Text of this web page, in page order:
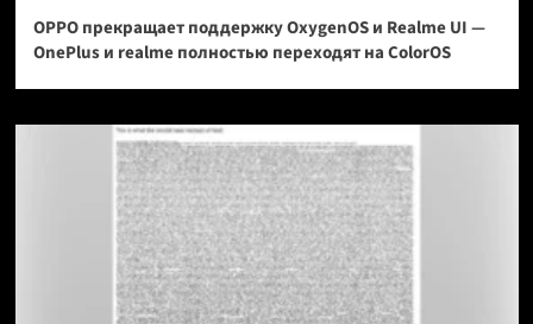
OPPO прекращает поддержку OxygenOS и Realme UI —
OnePlus и realme полностью переходят на ColorOS